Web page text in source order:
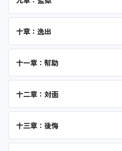
十章：逸出
十一章：幇助
十二章：対面
十三章：後悔